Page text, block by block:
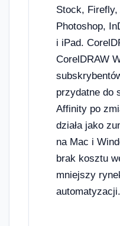
Stock, Firefly,
Photoshop,
i iPad.
CorelDRAW
przydatne do
Affinity po
działa jako
na Mac i
brak kosztu
mniejszy
automatyzacji.